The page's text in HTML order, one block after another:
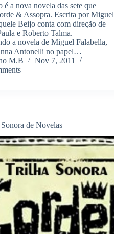
é a nova novela das sete que
& Assopra. Escrita por Miguel
Beijo conta com direção de
e Roberto Talma.
a novela de Miguel Falabella,
Antonelli no papel…
M.B
Nov 7, 2011
de Novelas